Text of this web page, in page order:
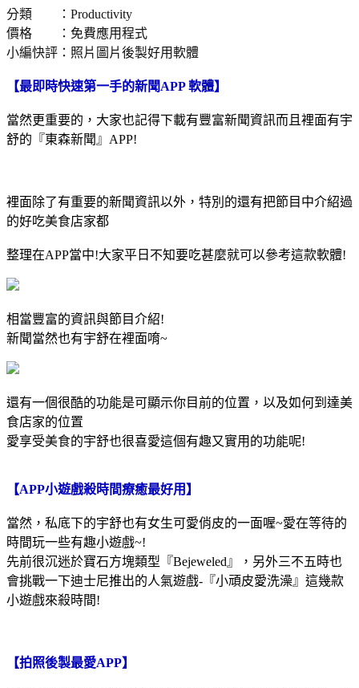
分類 ：Productivity
價格 ：免費應用程式
小編快評：照片圖片後製好用軟體
【最即時快速第一手的新聞APP 軟體】
當然更重要的，大家也記得下載有豐富新聞資訊而且裡面有宇
舒的『東森新聞』APP!
裡面除了有重要的新聞資訊以外，特別的還有把節目中介紹過
的好吃美食店家都
整理在APP當中!大家平日不知要吃甚麼就可以參考這款軟體!
相當豐富的資訊與節目介紹!
新聞當然也有宇舒在裡面唷~
還有一個很酷的功能是可顯示你目前的位置，以及如何到達美
食店家的位置
愛享受美食的宇舒也很喜愛這個有趣又實用的功能呢!
【APP小遊戲殺時間療癒最好用】
當然，私底下的宇舒也有女生可愛俏皮的一面喔~愛在等待的
時間玩一些有趣小遊戲~!
先前很沉迷於寶石方塊類型『Bejeweled』，另外三不五時也
會挑戰一下迪士尼推出的人氣遊戲-『小頑皮愛洗澡』這幾款
小遊戲來殺時間!
【拍照後製最愛APP】